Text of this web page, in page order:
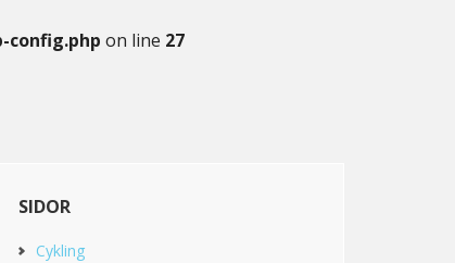
on line 27
Primary
Sidebar
SIDOR
Cykling